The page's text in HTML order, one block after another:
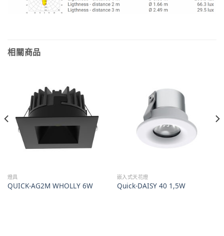
相關商品
燈具
QUICK-AG2M WHOLLY 6W
嵌入式天花燈
Quick-DAISY 40 1,5W